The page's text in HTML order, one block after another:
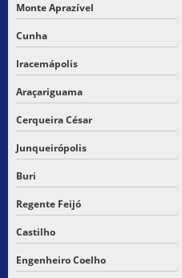
Monte Aprazível
Cunha
Iracemápolis
Araçariguama
Cerqueira César
Junqueirópolis
Buri
Regente Feijó
Castilho
Engenheiro Coelho